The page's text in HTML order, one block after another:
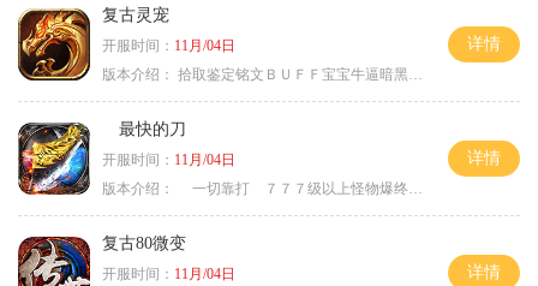
复古灵宠
开服时间： 11月/04日
版本介绍： 拾取鉴定铭文ＢＵＦＦ宝宝牛逼暗黑属性
详情
最快的刀
开服时间： 11月/04日
版本介绍：
一切靠打 ７７７级以上怪物爆终极
详情
复古80微变
开服时间： 11月/04日
详情